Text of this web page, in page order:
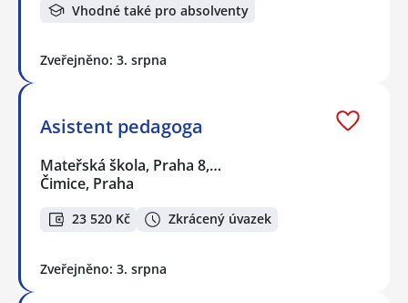
Vhodné také pro absolventy
Zveřejněno: 3. srpna
Asistent pedagoga
Mateřská škola, Praha 8,…
Čimice, Praha
23 520 Kč Zkrácený úvazek
Zveřejněno: 3. srpna